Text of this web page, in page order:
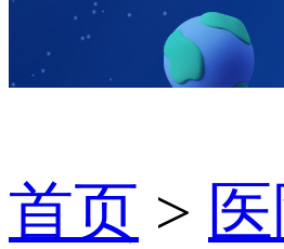
首页 >